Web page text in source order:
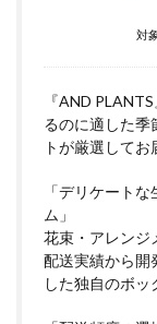
対
『AND
るのに適した季
トが厳選してお
「デリケート
ム」
花束・アレンジ
配送実績から開
した独自のボッ